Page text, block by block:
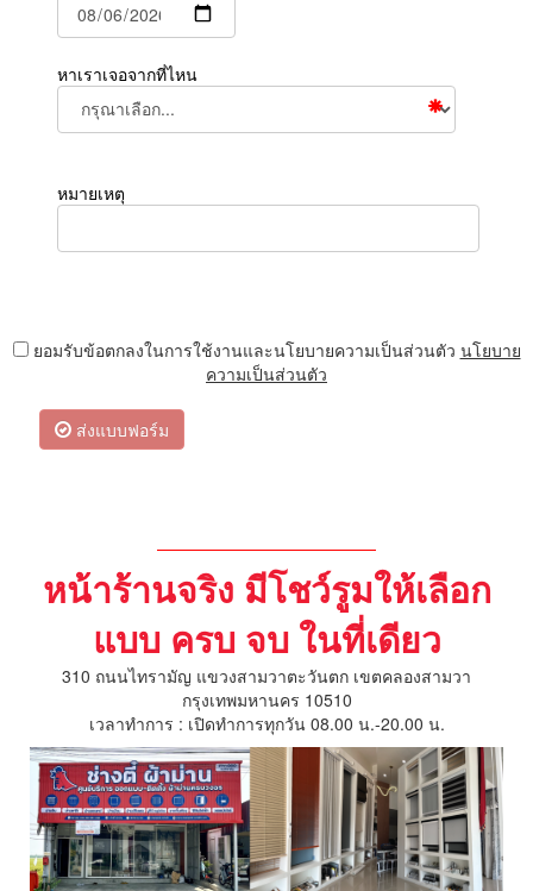
หาเราเจอจากที่ไหน
หมายเหตุ
ยอมรับข้อตกลงในการใช้งานและนโยบายความเป็นส่วนตัว นโยบาย
ความเป็นส่วนตัว
ส่งแบบฟอร์ม
หน้าร้านจริง มีโชว์รูมให้เลือก
แบบ ครบ จบ ในที่เดียว
310 ถนนไทรามัญ แขวงสามวาตะวันตก เขตคลองสามวา
กรุงเทพมหานคร 10510
เวลาทำการ : เปิดทำการทุกวัน 08.00 น.-20.00 น.